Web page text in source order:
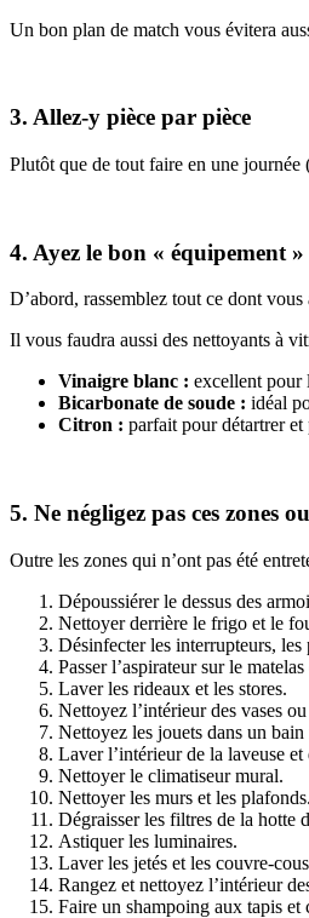
Un bon plan de match vous évitera
3. Allez-y pièce par pièce
Plutôt que de tout faire en une
4. Ayez le bon « équipement »
D’abord, rassemblez tout ce dont
Il vous faudra aussi des nettoyants à
Vinaigre blanc : excellent pour
Bicarbonate de soude : idéal
Citron : parfait pour détartrer
5. Ne négligez pas ces zones
Outre les zones qui n’ont pas été
Dépoussiérer le dessus des
Nettoyer derrière le frigo et le
Désinfecter les interrupteurs, les
Passer l’aspirateur sur le
Laver les rideaux et les stores.
Nettoyez l’intérieur des vases
Nettoyez les jouets dans un bain
Laver l’intérieur de la laveuse et
Nettoyer le climatiseur mural.
Nettoyer les murs et les plafonds.
Dégraisser les filtres de la hotte
Astiquer les luminaires.
Laver les jetés et les couvre-
Rangez et nettoyez l’intérieur
Faire un shampoing aux tapis et